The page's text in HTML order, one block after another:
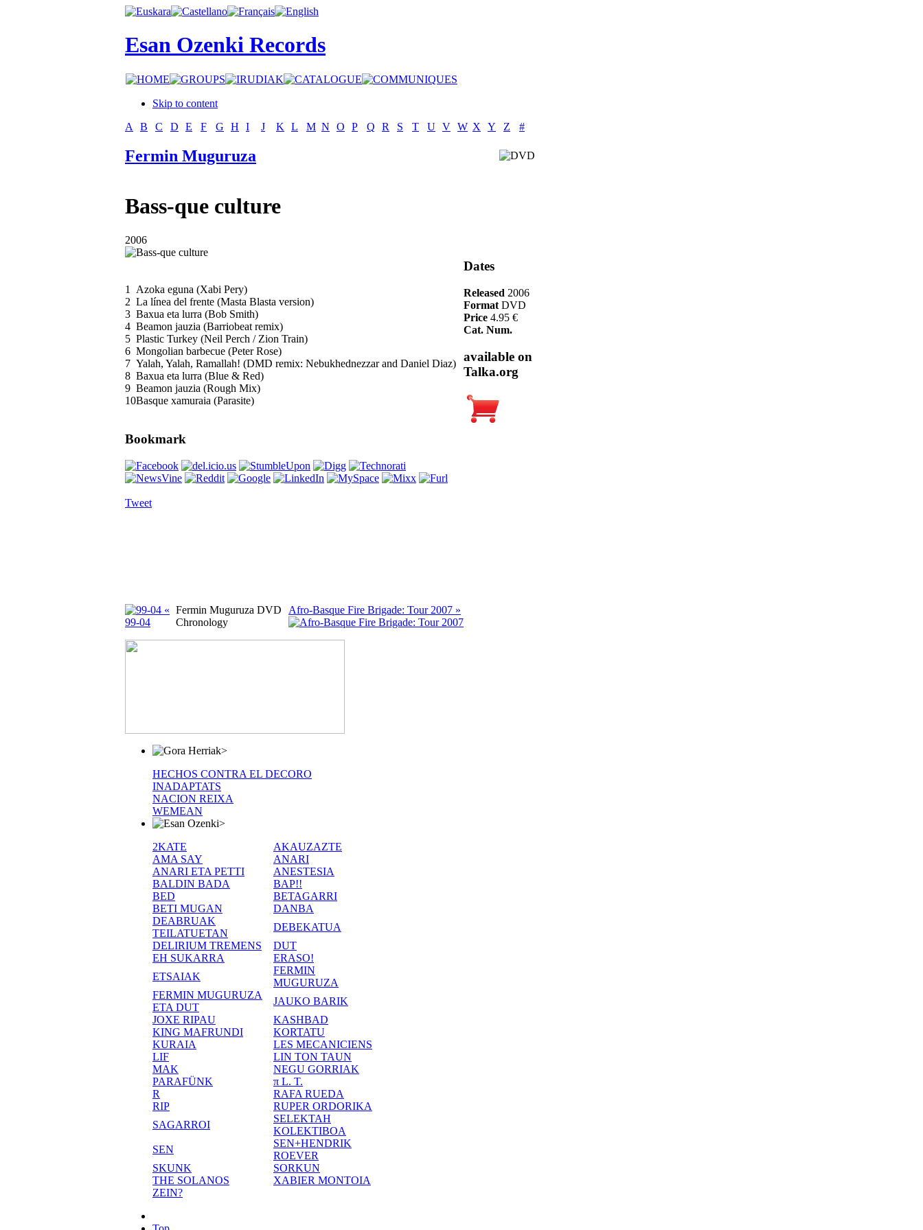
Esan Ozenki Records
Skip to content
A
B C D E F G H I J K L M N O P Q R S T U V W X Y Z #
Fermin Muguruza
Bass-que culture
2006
1
Azoka eguna (Xabi Pery)
2 La línea del frente (Masta Blasta version)
3 Baxua eta lurra (Bob Smith)
4 Beamon jauzia (Barriobeat remix)
5 Plastic Turkey (Neil Perch / Zion Train)
6 Mongolian barbecue (Peter Rose)
7 Yalah, Yalah, Ramallah! (DMD remix: Nebukhednezzar and Daniel Diaz)
8 Baxua eta lurra (Blue & Red)
9 Beamon jauzia (Rough Mix)
10Basque xamuraia (Parasite)
Bookmark
Tweet
Dates
Released 2006
Format DVD
Price 4.95 €
Cat. Num.
available on
Talka.org
«
99-04
Fermin Muguruza DVD
Chronology
Afro-Basque Fire Brigade: Tour 2007 »
>
HECHOS CONTRA EL DECORO
INADAPTATS
NACION REIXA
WEMEAN
>
2KATE
AKAUZAZTE
AMA SAY
ANARI
ANARI ETA PETTI
ANESTESIA
BALDIN BADA
BAP!!
BED
BETAGARRI
BETI MUGAN
DANBA
DEABRUAK
TEILATUETAN
DEBEKATUA
DELIRIUM TREMENS
DUT
EH SUKARRA
ERASO!
ETSAIAK
FERMIN
MUGURUZA
FERMIN MUGURUZA
ETA DUT
JAUKO BARIK
JOXE RIPAU
KASHBAD
KING MAFRUNDI
KORTATU
KURAIA
LES MECANICIENS
LIF
LIN TON TAUN
MAK
NEGU GORRIAK
PARAFÜNK
π L. T.
R
RAFA RUEDA
RIP
RUPER ORDORIKA
SAGARROI
SELEKTAH
KOLEKTIBOA
SEN
SEN+HENDRIK
ROEVER
SKUNK
SORKUN
THE SOLANOS
XABIER MONTOIA
ZEIN?